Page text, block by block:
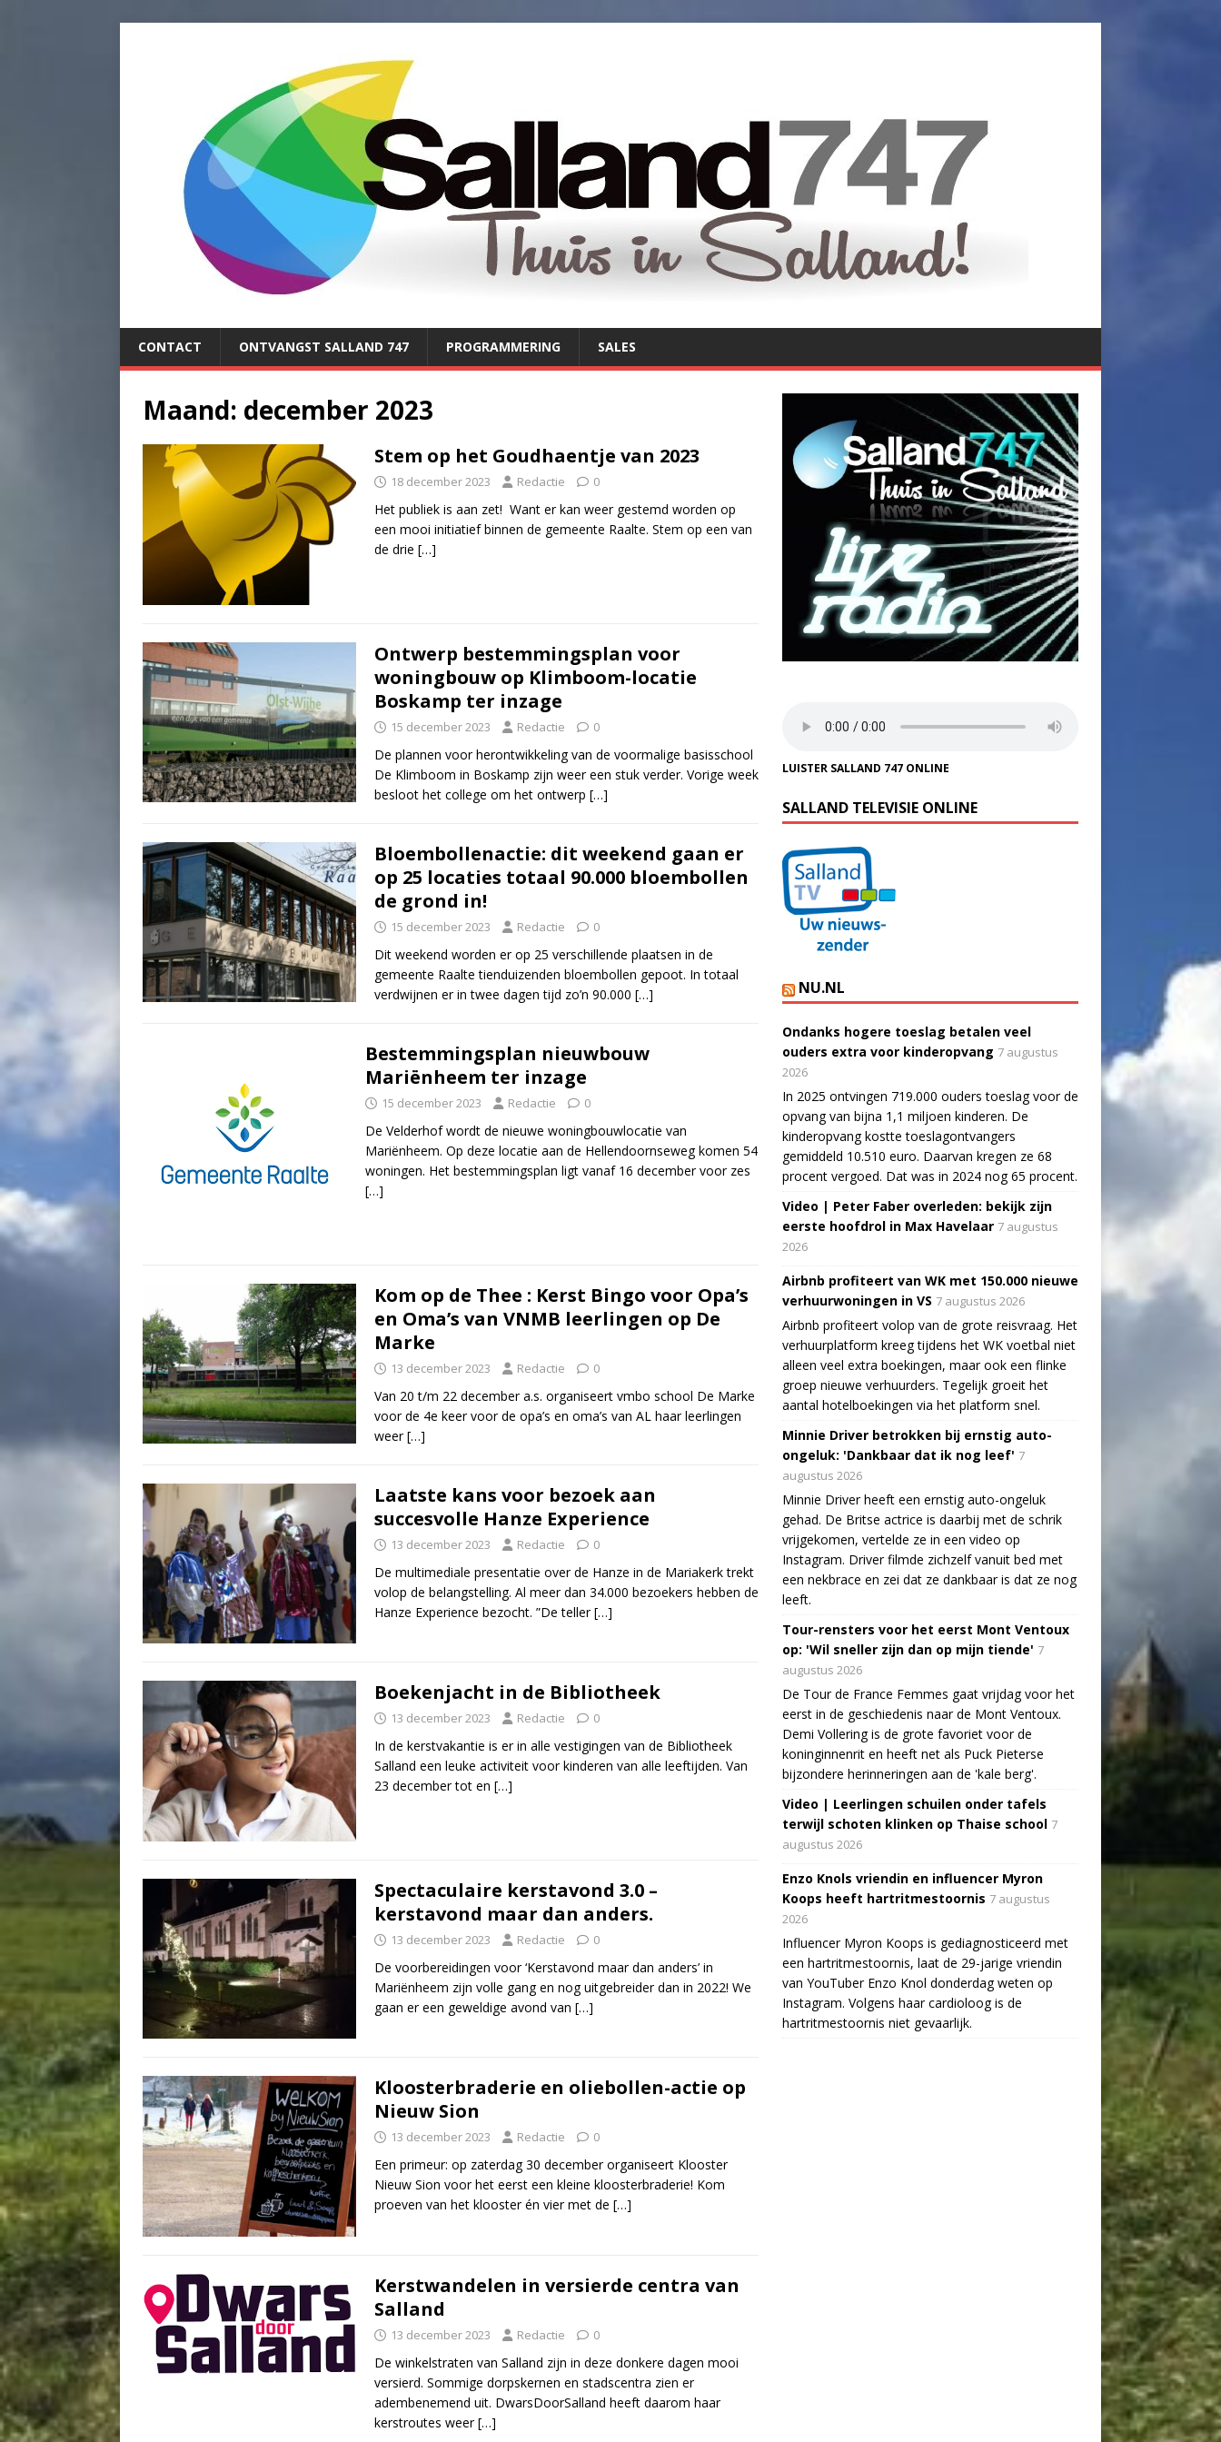
CONTACT ONTVANGST SALLAND 747 PROGRAMMERING SALES
Maand: december 2023
Stem op het Goudhaentje van 2023
18 december 2023 Redactie 0
Het publiek is aan zet! Want er kan weer gestemd worden op
een mooi initiatief binnen de gemeente Raalte. Stem op een van
de drie […]
Ontwerp bestemmingsplan voor
woningbouw op Klimboom-locatie
Boskamp ter inzage
15 december 2023 Redactie 0
De plannen voor herontwikkeling van de voormalige basisschool
De Klimboom in Boskamp zijn weer een stuk verder. Vorige week
besloot het college om het ontwerp […]
Bloembollenactie: dit weekend gaan er
op 25 locaties totaal 90.000 bloembollen
de grond in!
15 december 2023 Redactie 0
Dit weekend worden er op 25 verschillende plaatsen in de
gemeente Raalte tienduizenden bloembollen gepoot. In totaal
verdwijnen er in twee dagen tijd zo’n 90.000 […]
Bestemmingsplan nieuwbouw
Mariënheem ter inzage
15 december 2023 Redactie 0
De Velderhof wordt de nieuwe woningbouwlocatie van
Mariënheem. Op deze locatie aan de Hellendoornseweg komen 54
woningen. Het bestemmingsplan ligt vanaf 16 december voor zes
[…]
Kom op de Thee : Kerst Bingo voor Opa’s
en Oma’s van VNMB leerlingen op De
Marke
13 december 2023 Redactie 0
Van 20 t/m 22 december a.s. organiseert vmbo school De Marke
voor de 4e keer voor de opa’s en oma’s van AL haar leerlingen
weer[…]
Laatste kans voor bezoek aan
succesvolle Hanze Experience
13 december 2023 Redactie 0
De multimediale presentatie over de Hanze in de Mariakerk trekt
volop de belangstelling. Al meer dan 34.000 bezoekers hebben de
Hanze Experience bezocht. ”De teller[…]
Boekenjacht in de Bibliotheek
13 december 2023 Redactie 0
In de kerstvakantie is er in alle vestigingen van de Bibliotheek
Salland een leuke activiteit voor kinderen van alle leeftijden. Van
23 december tot en […]
Spectaculaire kerstavond 3.0 –
kerstavond maar dan anders.
13 december 2023 Redactie 0
De voorbereidingen voor ‘Kerstavond maar dan anders’ in
Mariënheem zijn volle gang en nog uitgebreider dan in 2022! We
gaan er een geweldige avond van […]
Kloosterbraderie en oliebollen-actie op
Nieuw Sion
13 december 2023 Redactie 0
Een primeur: op zaterdag 30 december organiseert Klooster
Nieuw Sion voor het eerst een kleine kloosterbraderie! Kom
proeven van het klooster én vier met de […]
Kerstwandelen in versierde centra van
Salland
13 december 2023 Redactie 0
De winkelstraten van Salland zijn in deze donkere dagen mooi
versierd. Sommige dorpskernen en stadscentra zien er
adembenemend uit. DwarsDoorSalland heeft daarom haar
kerstroutes weer[…]
LUISTER SALLAND 747 ONLINE
SALLAND TELEVISIE ONLINE
NU.NL
Ondanks hogere toeslag betalen veel
ouders extra voor kinderopvang 7 augustus
2026
In 2025 ontvingen 719.000 ouders toeslag voor de
opvang van bijna 1,1 miljoen kinderen. De
kinderopvang kostte toeslagontvangers
gemiddeld 10.510 euro. Daarvan kregen ze 68
procent vergoed. Dat was in 2024 nog 65 procent.
Video | Peter Faber overleden: bekijk zijn
eerste hoofdrol in Max Havelaar 7 augustus
2026
Airbnb profiteert van WK met 150.000 nieuwe
verhuurwoningen in VS 7 augustus 2026
Airbnb profiteert volop van de grote reisvraag. Het
verhuurplatform kreeg tijdens het WK voetbal niet
alleen veel extra boekingen, maar ook een flinke
groep nieuwe verhuurders. Tegelijk groeit het
aantal hotelboekingen via het platform snel.
Minnie Driver betrokken bij ernstig auto-
ongeluk: 'Dankbaar dat ik nog leef' 7
augustus 2026
Minnie Driver heeft een ernstig auto-ongeluk
gehad. De Britse actrice is daarbij met de schrik
vrijgekomen, vertelde ze in een video op
Instagram. Driver filmde zichzelf vanuit bed met
een nekbrace en zei dat ze dankbaar is dat ze nog
leeft.
Tour-rensters voor het eerst Mont Ventoux
op: 'Wil sneller zijn dan op mijn tiende' 7
augustus 2026
De Tour de France Femmes gaat vrijdag voor het
eerst in de geschiedenis naar de Mont Ventoux.
Demi Vollering is de grote favoriet voor de
koninginnenrit en heeft net als Puck Pieterse
bijzondere herinneringen aan de 'kale berg'.
Video | Leerlingen schuilen onder tafels
terwijl schoten klinken op Thaise school 7
augustus 2026
Enzo Knols vriendin en influencer Myron
Koops heeft hartritmestoornis 7 augustus
2026
Influencer Myron Koops is gediagnosticeerd met
een hartritmestoornis, laat de 29-jarige vriendin
van YouTuber Enzo Knol donderdag weten op
Instagram. Volgens haar cardioloog is de
hartritmestoornis niet gevaarlijk.